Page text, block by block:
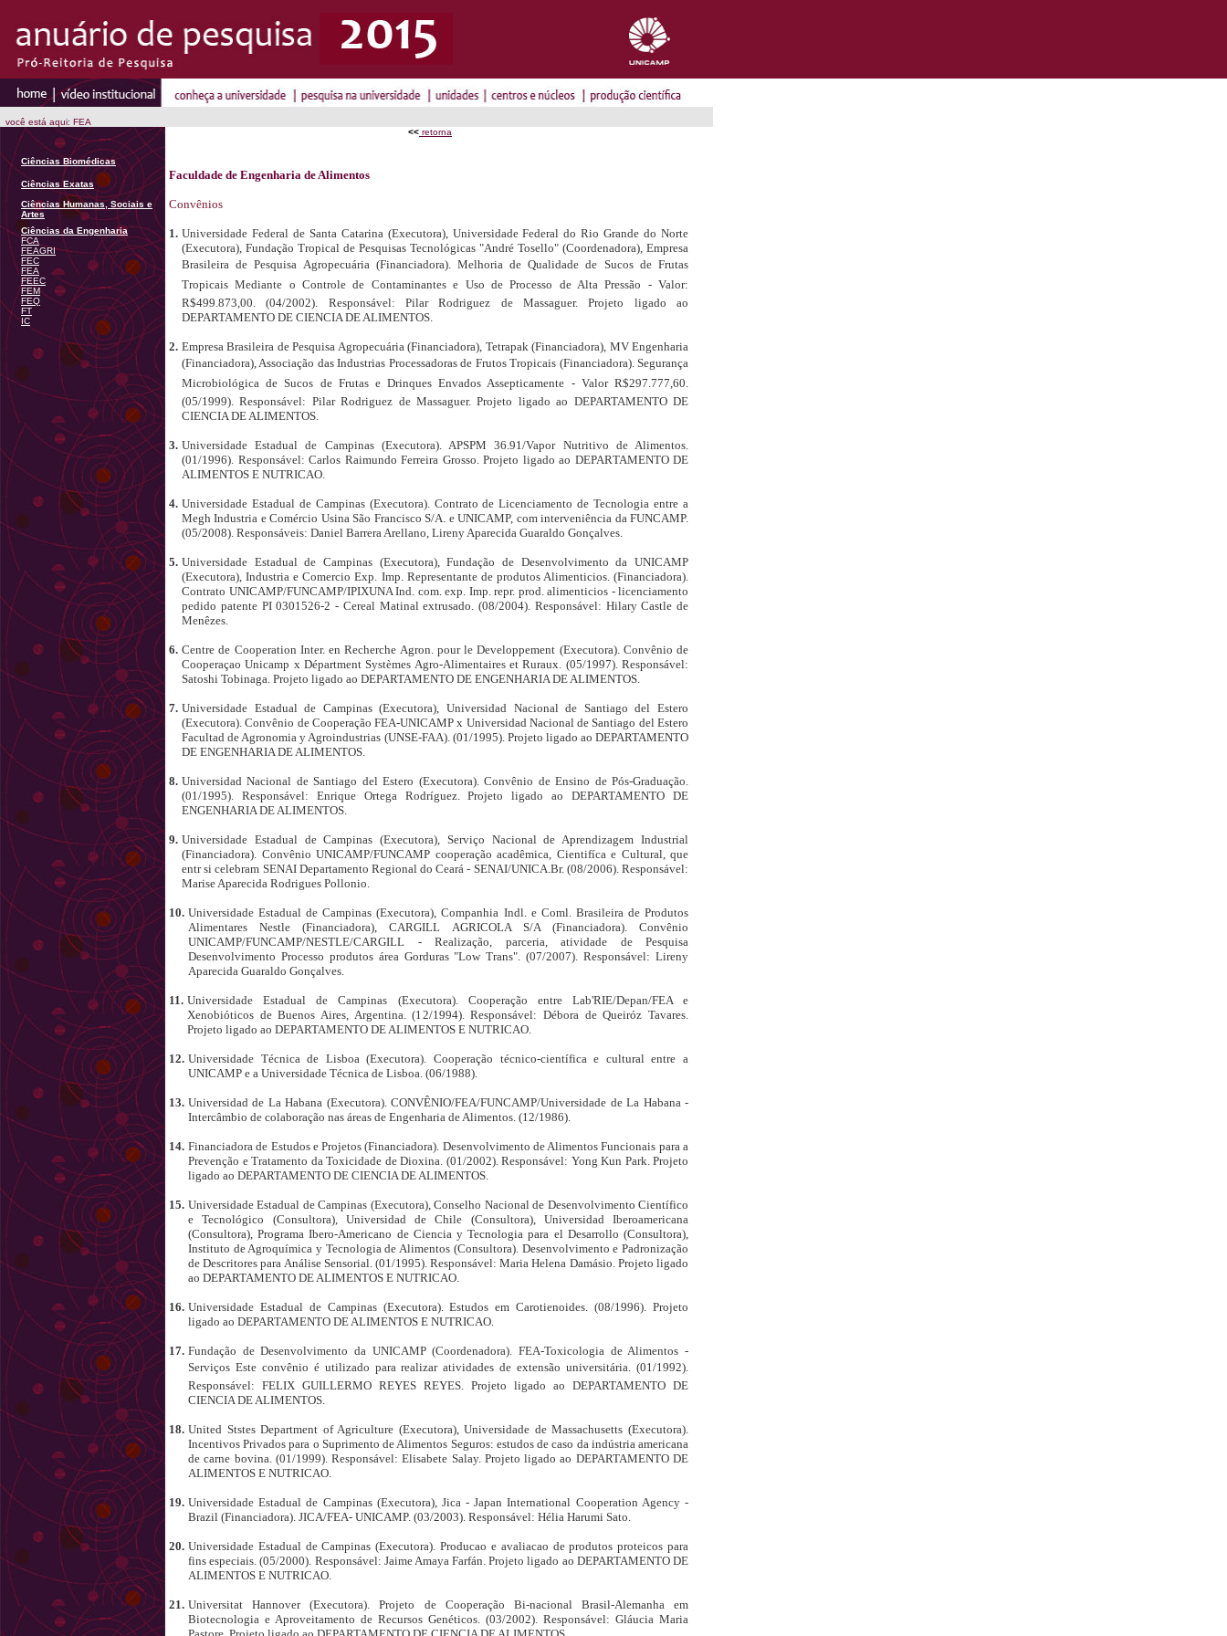
você está aqui: FEA
Ciências Biomédicas
Ciências Exatas
Ciências Humanas, Sociais e
Artes
Ciências da Engenharia
FCA
FEAGRI
FEC
FEA
FEEC
FEM
FEQ
FT
IC
<< retorna
Faculdade de Engenharia de Alimentos
Convênios
1. Universidade Federal de Santa Catarina (Executora), Universidade Federal do Rio Grande do Norte
(Executora), Fundação Tropical de Pesquisas Tecnológicas "André Tosello" (Coordenadora), Empresa
Brasileira de Pesquisa Agropecuária (Financiadora). Melhoria de Qualidade de Sucos de Frutas
Tropicais Mediante o Controle de Contaminantes e Uso de Processo de Alta Pressão - Valor:
R$499.873,00. (04/2002). Responsável: Pilar Rodriguez de Massaguer. Projeto ligado ao
DEPARTAMENTO DE CIENCIA DE ALIMENTOS.
2. Empresa Brasileira de Pesquisa Agropecuária (Financiadora), Tetrapak (Financiadora), MV Engenharia
(Financiadora), Associação das Industrias Processadoras de Frutos Tropicais (Financiadora). Segurança
Microbiológica de Sucos de Frutas e Drinques Envados Assepticamente - Valor R$297.777,60.
(05/1999). Responsável: Pilar Rodriguez de Massaguer. Projeto ligado ao DEPARTAMENTO DE
CIENCIA DE ALIMENTOS.
3. Universidade Estadual de Campinas (Executora). APSPM 36.91/Vapor Nutritivo de Alimentos.
(01/1996). Responsável: Carlos Raimundo Ferreira Grosso. Projeto ligado ao DEPARTAMENTO DE
ALIMENTOS E NUTRICAO.
4. Universidade Estadual de Campinas (Executora). Contrato de Licenciamento de Tecnologia entre a
Megh Industria e Comércio Usina São Francisco S/A. e UNICAMP, com interveniência da FUNCAMP.
(05/2008). Responsáveis: Daniel Barrera Arellano, Lireny Aparecida Guaraldo Gonçalves.
5. Universidade Estadual de Campinas (Executora), Fundação de Desenvolvimento da UNICAMP
(Executora), Industria e Comercio Exp. Imp. Representante de produtos Alimenticios. (Financiadora).
Contrato UNICAMP/FUNCAMP/IPIXUNA Ind. com. exp. Imp. repr. prod. alimenticios - licenciamento
pedido patente PI 0301526-2 - Cereal Matinal extrusado. (08/2004). Responsável: Hilary Castle de
Menêzes.
6. Centre de Cooperation Inter. en Recherche Agron. pour le Developpement (Executora). Convênio de
Cooperaçao Unicamp x Départment Systèmes Agro-Alimentaires et Ruraux. (05/1997). Responsável:
Satoshi Tobinaga. Projeto ligado ao DEPARTAMENTO DE ENGENHARIA DE ALIMENTOS.
7. Universidade Estadual de Campinas (Executora), Universidad Nacional de Santiago del Estero
(Executora). Convênio de Cooperação FEA-UNICAMP x Universidad Nacional de Santiago del Estero
Facultad de Agronomia y Agroindustrias (UNSE-FAA). (01/1995). Projeto ligado ao DEPARTAMENTO
DE ENGENHARIA DE ALIMENTOS.
8. Universidad Nacional de Santiago del Estero (Executora). Convênio de Ensino de Pós-Graduação.
(01/1995). Responsável: Enrique Ortega Rodríguez. Projeto ligado ao DEPARTAMENTO DE
ENGENHARIA DE ALIMENTOS.
9. Universidade Estadual de Campinas (Executora), Serviço Nacional de Aprendizagem Industrial
(Financiadora). Convênio UNICAMP/FUNCAMP cooperação acadêmica, Cientifíca e Cultural, que
entr si celebram SENAI Departamento Regional do Ceará - SENAI/UNICA.Br. (08/2006). Responsável:
Marise Aparecida Rodrigues Pollonio.
10. Universidade Estadual de Campinas (Executora), Companhia Indl. e Coml. Brasileira de Produtos
Alimentares Nestle (Financiadora), CARGILL AGRICOLA S/A (Financiadora). Convênio
UNICAMP/FUNCAMP/NESTLE/CARGILL - Realização, parceria, atividade de Pesquisa
Desenvolvimento Processo produtos área Gorduras "Low Trans". (07/2007). Responsável: Lireny
Aparecida Guaraldo Gonçalves.
11. Universidade Estadual de Campinas (Executora). Cooperação entre Lab'RIE/Depan/FEA e
Xenobióticos de Buenos Aires, Argentina. (12/1994). Responsável: Débora de Queiróz Tavares.
Projeto ligado ao DEPARTAMENTO DE ALIMENTOS E NUTRICAO.
12. Universidade Técnica de Lisboa (Executora). Cooperação técnico-científica e cultural entre a
UNICAMP e a Universidade Técnica de Lisboa. (06/1988).
13. Universidad de La Habana (Executora). CONVÊNIO/FEA/FUNCAMP/Universidade de La Habana -
Intercâmbio de colaboração nas áreas de Engenharia de Alimentos. (12/1986).
14. Financiadora de Estudos e Projetos (Financiadora). Desenvolvimento de Alimentos Funcionais para a
Prevenção e Tratamento da Toxicidade de Dioxina. (01/2002). Responsável: Yong Kun Park. Projeto
ligado ao DEPARTAMENTO DE CIENCIA DE ALIMENTOS.
15. Universidade Estadual de Campinas (Executora), Conselho Nacional de Desenvolvimento Científico
e Tecnológico (Consultora), Universidad de Chile (Consultora), Universidad Iberoamericana
(Consultora), Programa Ibero-Americano de Ciencia y Tecnologia para el Desarrollo (Consultora),
Instituto de Agroquímica y Tecnologia de Alimentos (Consultora). Desenvolvimento e Padronização
de Descritores para Análise Sensorial. (01/1995). Responsável: Maria Helena Damásio. Projeto ligado
ao DEPARTAMENTO DE ALIMENTOS E NUTRICAO.
16. Universidade Estadual de Campinas (Executora). Estudos em Carotienoides. (08/1996). Projeto
ligado ao DEPARTAMENTO DE ALIMENTOS E NUTRICAO.
17. Fundação de Desenvolvimento da UNICAMP (Coordenadora). FEA-Toxicologia de Alimentos -
Serviços Este convênio é utilizado para realizar atividades de extensão universitária. (01/1992).
Responsável: FELIX GUILLERMO REYES REYES. Projeto ligado ao DEPARTAMENTO DE
CIENCIA DE ALIMENTOS.
18. United Ststes Department of Agriculture (Executora), Universidade de Massachusetts (Executora).
Incentivos Privados para o Suprimento de Alimentos Seguros: estudos de caso da indústria americana
de carne bovina. (01/1999). Responsável: Elisabete Salay. Projeto ligado ao DEPARTAMENTO DE
ALIMENTOS E NUTRICAO.
19. Universidade Estadual de Campinas (Executora), Jica - Japan International Cooperation Agency -
Brazil (Financiadora). JICA/FEA- UNICAMP. (03/2003). Responsável: Hélia Harumi Sato.
20. Universidade Estadual de Campinas (Executora). Producao e avaliacao de produtos proteicos para
fins especiais. (05/2000). Responsável: Jaime Amaya Farfán. Projeto ligado ao DEPARTAMENTO DE
ALIMENTOS E NUTRICAO.
21. Universitat Hannover (Executora). Projeto de Cooperação Bi-nacional Brasil-Alemanha em
Biotecnologia e Aproveitamento de Recursos Genéticos. (03/2002). Responsável: Gláucia Maria